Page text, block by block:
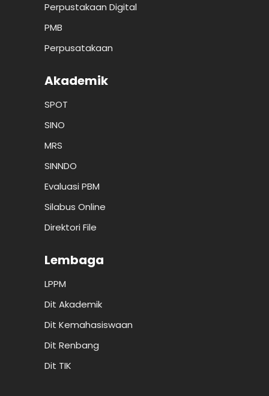
Perpustakaan Digital
PMB
Perpusatakaan
Akademik
SPOT
SINO
MRS
SINNDO
Evaluasi PBM
Silabus Online
Direktori File
Lembaga
LPPM
Dit Akademik
Dit Kemahasiswaan
Dit Renbang
Dit TIK